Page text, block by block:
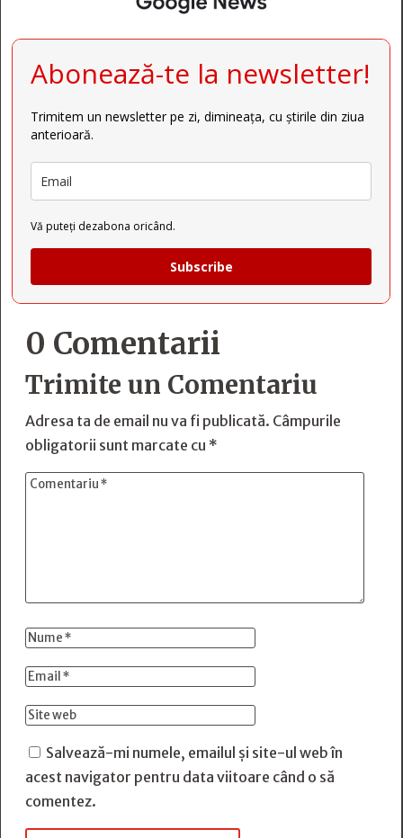
Abonează-te la newsletter!
Trimitem un newsletter pe zi, dimineața, cu știrile din ziua
anterioară.
Vă puteți dezabona oricând.
Subscribe
0 Comentarii
Trimite un Comentariu
Adresa ta de email nu va fi publicată. Câmpurile
obligatorii sunt marcate cu *
Salvează-mi numele, emailul și site-ul web în
acest navigator pentru data viitoare când o să
comentez.